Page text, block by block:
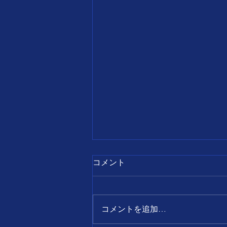
7月28日
【誕生日の名言】 すべて
ればチャンスとなり、 後ろ
向きに考えればピンチとなる。
コメント
コメントを追加…